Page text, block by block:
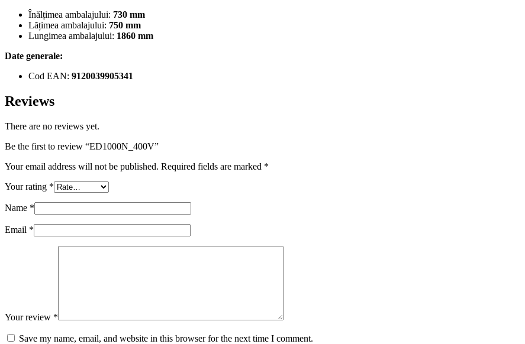
Înălțimea ambalajului: 730 mm
Lățimea ambalajului: 750 mm
Lungimea ambalajului: 1860 mm
Date generale:
Cod EAN: 9120039905341
Reviews
There are no reviews yet.
Be the first to review “ED1000N_400V”
Your email address will not be published. Required fields are marked *
Your rating *
Name *
Email *
Your review *
Save my name, email, and website in this browser for the next time I comment.